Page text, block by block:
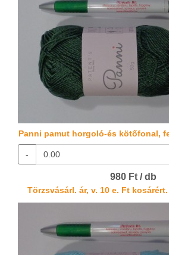
Panni pamut horgoló-és kötőfonal,
-
980 Ft / db
Törzsvásárl. ár, v. 10 e. Ft